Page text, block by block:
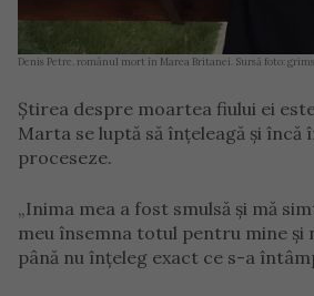
Denis Petre. românul mort în Marea Britanei. Sursă foto:
Știrea despre moartea fiului ei
Marta se luptă să înțeleagă și încă
proceseze.
„Inima mea a fost smulsă și mă
meu însemna totul pentru mine și
până nu înțeleg exact ce s-a